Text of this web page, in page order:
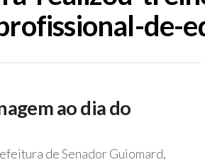
de-
ao dia do
de Senador Guiomard,